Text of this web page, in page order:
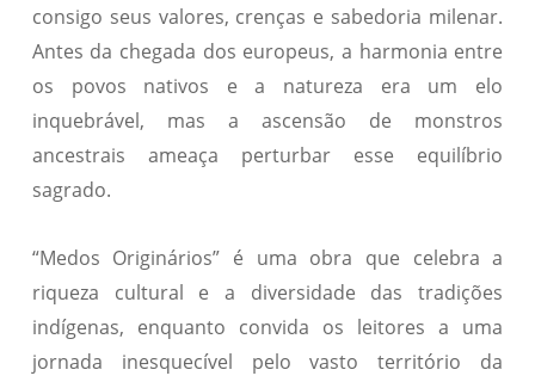
consigo seus valores, crenças e sabedoria milenar.
Antes da chegada dos europeus, a harmonia entre
os povos nativos e a natureza era um elo
inquebrável, mas a ascensão de monstros
ancestrais ameaça perturbar esse equilíbrio
sagrado.
“Medos Originários” é uma obra que celebra a
riqueza cultural e a diversidade das tradições
indígenas, enquanto convida os leitores a uma
jornada inesquecível pelo vasto território da